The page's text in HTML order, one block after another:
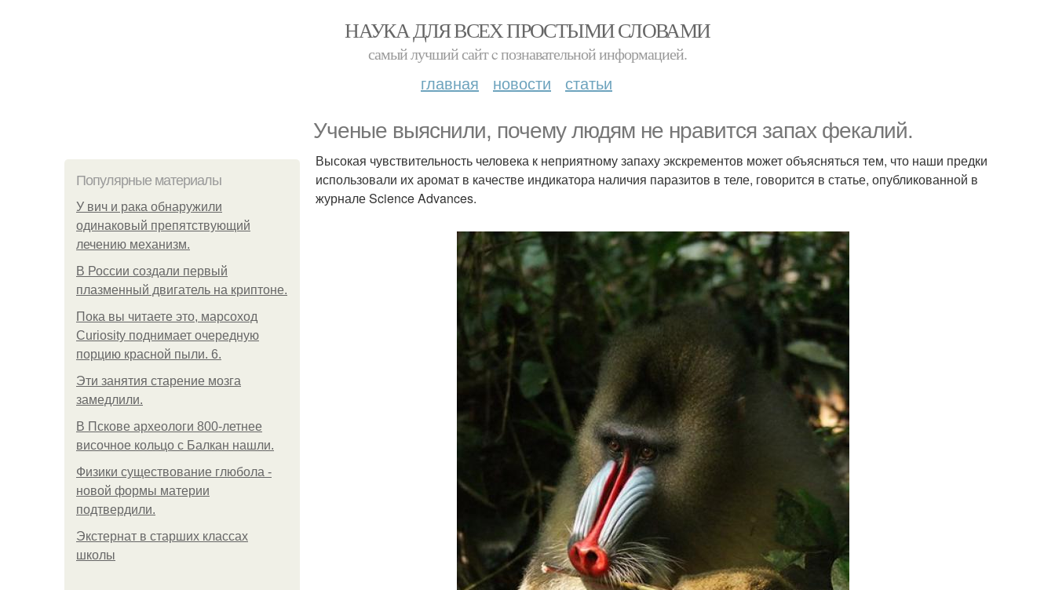
НАУКА ДЛЯ ВСЕХ ПРОСТЫМИ СЛОВАМИ
самый лучший сайт c познавательной информацией.
главная новости статьи
Ученые выяснили, почему людям не нравится запах фекалий.
Популярные материалы
У вич и рака обнаружили
одинаковый препятствующий
лечению механизм.
В России создали первый
плазменный двигатель на криптоне.
Пока вы читаете это, марсоход
Curiosity поднимает очередную
порцию красной пыли. 6.
Эти занятия старение мозга
замедлили.
В Пскове археологи 800-летнее
височное кольцо с Балкан нашли.
Физики существование глюбола -
новой формы материи
подтвердили.
Экстернат в старших классах
школы
Высокая чувствительность человека к неприятному запаху экскрементов может объясняться тем, что наши предки
использовали их аромат в качестве индикатора наличия паразитов в теле, говорится в статье, опубликованной в
журнале Science Advances.